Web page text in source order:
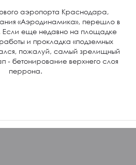
аэропорта Краснодара,
«Аэродинамика», перешло в
еще недавно на площадке
и прокладка «подземных
пожалуй, самый зрелищный
- бетонирование верхнего слоя
перрона.